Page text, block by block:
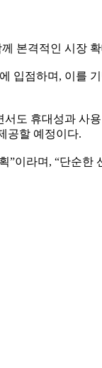
본격적인 시장
입점하며, 이를
도 휴대성과 사
공할 예정이다.
이라며, “단순한